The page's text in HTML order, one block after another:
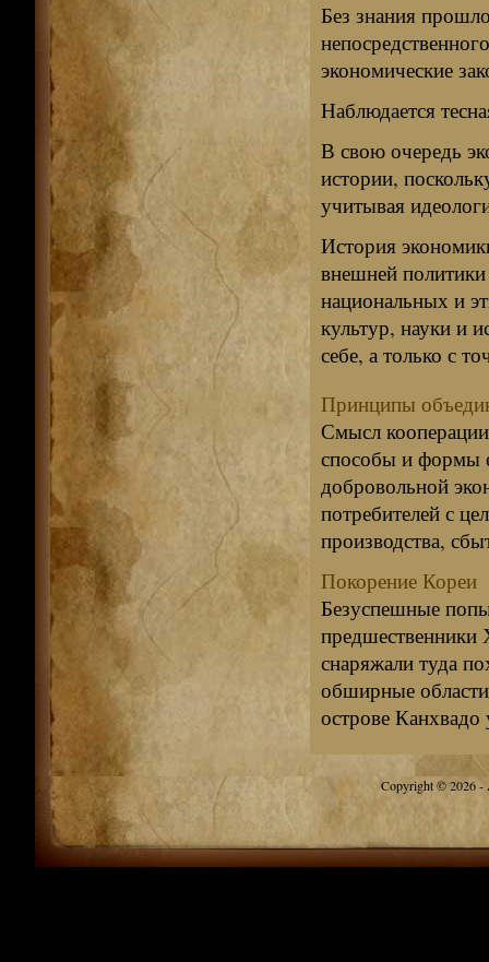
Без знания
экономические
Наблюдается
В свою очередь
истории,
учитывая
История
внешней
национальных и
культур, науки и
себе, а только с
Принципы
Смысл
способы и формы
добровольной
потребителей с
производства,
Покорение Кореи
Безуспешные
предшественники
снаряжали туда
обширные
острове
Copyright © 2026 -